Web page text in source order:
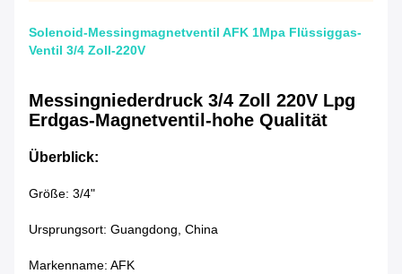
Solenoid-Messingmagnetventil AFK 1Mpa Flüssiggas-
Ventil 3/4 Zoll-220V
Messingniederdruck 3/4 Zoll 220V Lpg
Erdgas-Magnetventil-hohe Qualität
Überblick:
Größe: 3/4"
Ursprungsort: Guangdong, China
Markenname: AFK